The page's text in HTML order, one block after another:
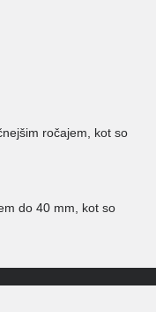
ročajem, kot so
do 40 mm, kot so